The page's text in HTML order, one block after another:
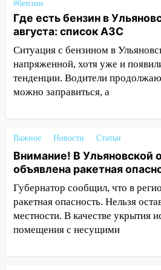
объявлена ракетная
10:00 В Старомайнском
51-летний мужчина
09:50 В Ульяновске
застрял в тепловозе
Ульяновские
08:21 В Заволжском
велосипеда
07:18 В Ульяновск идет
тридцатиградусная
погода в четверг
06:00
Четыре года
юристы помогли
#бензин
Где есть бензин в
августа: список АЗС
Ситуация с бензином в
напряженной, хотя уже и
тенденции. Водители
можно заправиться, а
Важное Новости Статьи
Внимание! В Ульяновской
объявлена ракетная
Губернатор сообщил, что в
ракетная опасность. Нельзя
местности. В качестве укрытия
помещения с несущими